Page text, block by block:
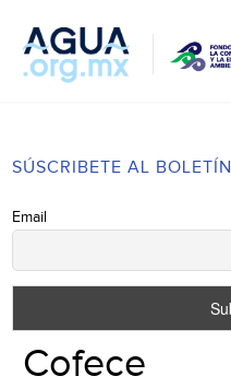
SÚSCRIBETE AL BOLETÍN
Email
Cofece